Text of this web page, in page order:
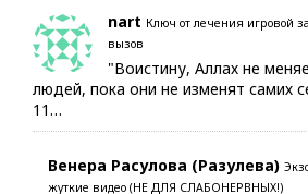
nart Ключ от лечения игровой
вызов
"Воистину, Аллах не
людей, пока они не изменят самих
11…
Венера Расулова (Разулева)
жуткие видео (НЕ ДЛЯ СЛАБОНЕРВНЫХ!)